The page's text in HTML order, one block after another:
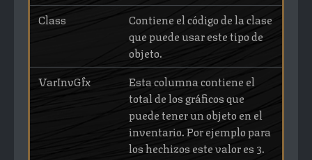
Class
Contiene el código de la clase
que puede usar este tipo de
objeto.
VarInvGfx
Esta columna contiene el
total de los gráficos que
puede tener un objeto en el
inventario. Por ejemplo para
los hechizos este valor es 3.